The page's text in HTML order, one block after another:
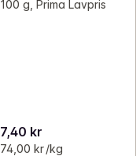
100 g, Prima Lavpris
7,40 kr
74,00 kr /kg